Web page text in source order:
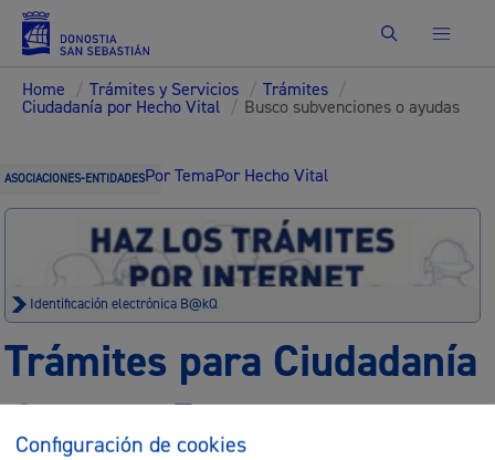
Buscar
Home / Trámites y Servicios / Trámites /
Ciudadanía por Hecho Vital / Busco subvenciones o ayudas
ASOCIACIONES-ENTIDADESPor TemaPor Hecho Vital
Identificación electrónica B@kQ
Trámites para Ciudadanía
Configuración de cookies